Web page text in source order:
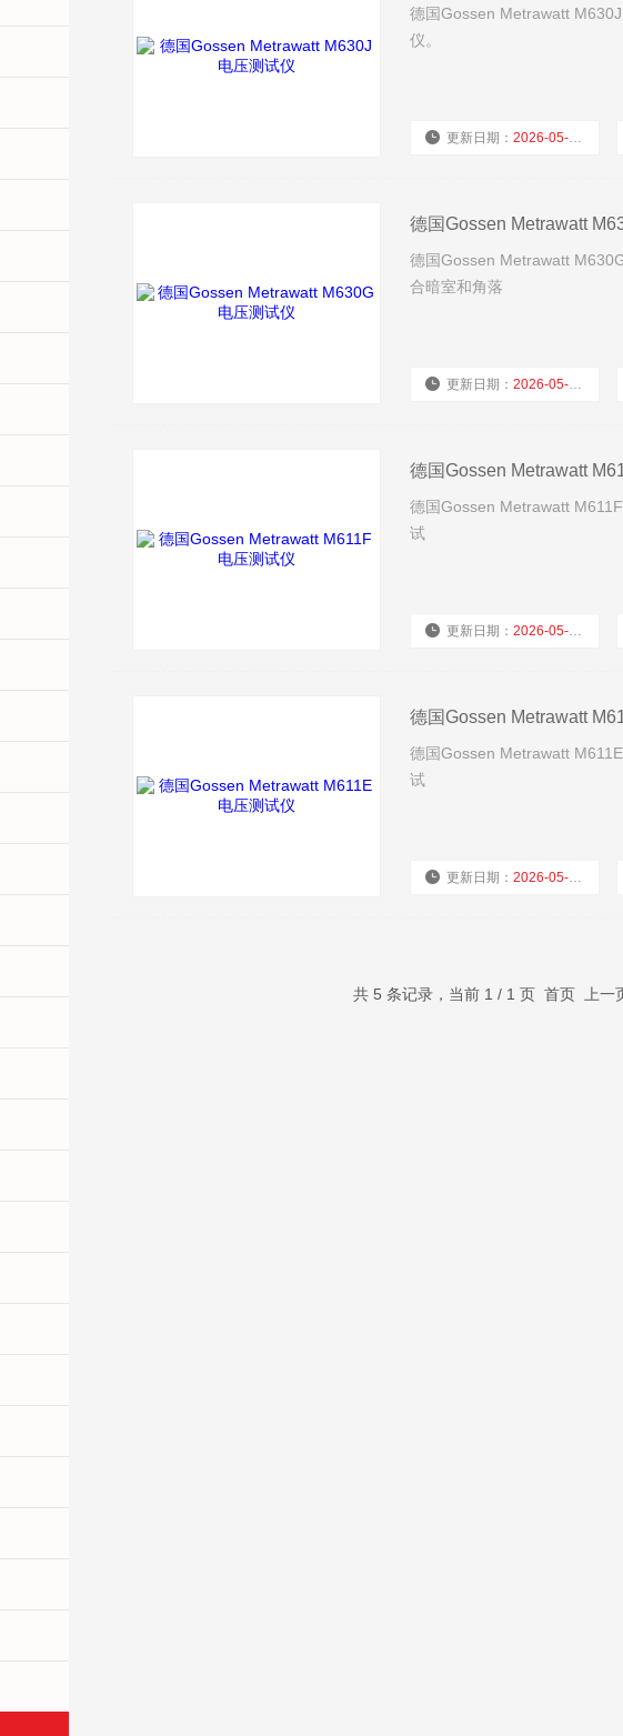
德国Gossen Metrawatt
仪。
更新日期：2026-05-11
德国Gossen Metrawatt
德国Gossen Metrawatt
合暗室和角落
更新日期：2026-05-11
德国Gossen Metrawatt
德国Gossen Metrawatt
试
更新日期：2026-05-11
德国Gossen Metrawatt
德国Gossen Metrawatt
试
更新日期：2026-05-11
共 5 条记录，当前 1 / 1 页 首页 上